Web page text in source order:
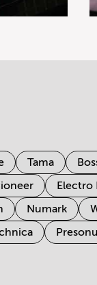
Tama
Electro
Numark